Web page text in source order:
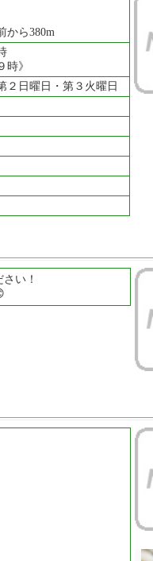
から380m
時》
２日曜日・第３火曜日
い！